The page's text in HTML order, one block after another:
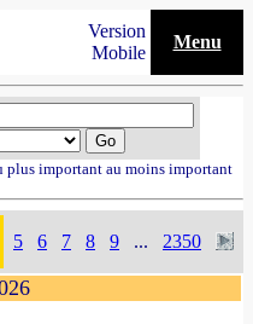
Version
Mobile
Menu
plus important au moins important
5 6 7 8 9 ... 2350